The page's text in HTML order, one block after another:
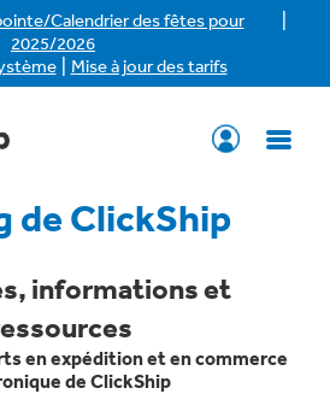
Calendrier des fêtes pour
2025/2026
Mise à jour des tarifs
de ClickShip
informations et
en expédition et en commerce
de ClickShip